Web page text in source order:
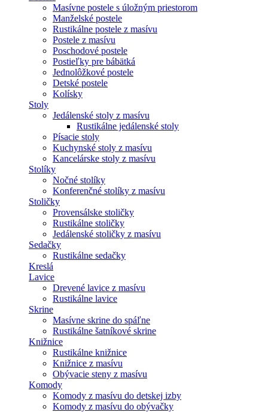
Masívne postele s úložným priestorom
Manželské postele
Rustikálne postele z masívu
Postele z masívu
Poschodové postele
Postieľky pre bábätká
Jednolôžkové postele
Detské postele
Kolísky
Stoly
Jedálenské stoly z masívu
Rustikálne jedálenské stoly
Písacie stoly
Kuchynské stoly z masívu
Kancelárske stoly z masívu
Stolíky
Nočné stolíky
Konferenčné stolíky z masívu
Stoličky
Provensálske stoličky
Rustikálne stoličky
Jedálenské stoličky z masívu
Sedačky
Rustikálne sedačky
Kreslá
Lavice
Drevené lavice z masívu
Rustikálne lavice
Skrine
Masívne skrine do spáľne
Rustikálne šatníkové skrine
Knižnice
Rustikálne knižnice
Knižnice z masívu
Obývacie steny z masívu
Komody
Komody z masívu do detskej izby
Komody z masívu do obývačky